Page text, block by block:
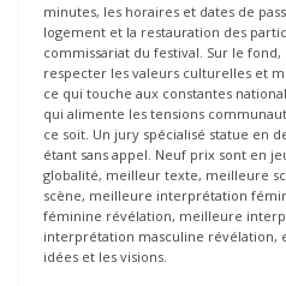
minutes, les horaires et dates de
logement et la restauration des
commissariat du festival. Sur le
respecter les valeurs culturelles et
ce qui touche aux constantes
qui alimente les tensions
ce soit. Un jury spécialisé statue en
étant sans appel. Neuf prix sont en
globalité, meilleur texte, meilleure
scène, meilleure interprétation
féminine révélation, meilleure
interprétation masculine révélation,
idées et les visions.